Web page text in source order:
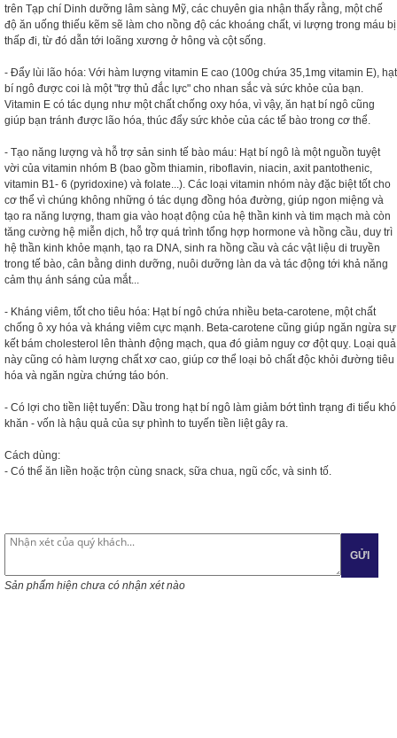
trên Tạp chí Dinh dưỡng lâm sàng Mỹ, các chuyên gia nhận thấy rằng, một chế
độ ăn uống thiếu kẽm sẽ làm cho nồng độ các khoáng chất, vi lượng trong máu bị
thấp đi, từ đó dẫn tới loãng xương ở hông và cột sống.
- Đẩy lùi lão hóa: Với hàm lượng vitamin E cao (100g chứa 35,1mg vitamin E), hạt
bí ngô được coi là một "trợ thủ đắc lực" cho nhan sắc và sức khỏe của bạn.
Vitamin E có tác dụng như một chất chống oxy hóa, vì vậy, ăn hạt bí ngô cũng
giúp bạn tránh được lão hóa, thúc đẩy sức khỏe của các tế bào trong cơ thể.
- Tạo năng lượng và hỗ trợ sản sinh tế bào máu: Hạt bí ngô là một nguồn tuyệt
vời của vitamin nhóm B (bao gồm thiamin, riboflavin, niacin, axit pantothenic,
vitamin B1- 6 (pyridoxine) và folate...). Các loại vitamin nhóm này đặc biệt tốt cho
cơ thể vì chúng không những ó tác dụng đồng hóa đường, giúp ngon miệng và
tạo ra năng lượng, tham gia vào hoạt động của hệ thần kinh và tim mạch mà còn
tăng cường hệ miễn dịch, hỗ trợ quá trình tổng hợp hormone và hồng cầu, duy trì
hệ thần kinh khỏe mạnh, tạo ra DNA, sinh ra hồng cầu và các vật liệu di truyền
trong tế bào, cân bằng dinh dưỡng, nuôi dưỡng làn da và tác động tới khả năng
cảm thụ ánh sáng của mắt...
- Kháng viêm, tốt cho tiêu hóa: Hạt bí ngô chứa nhiều beta-carotene, một chất
chống ô xy hóa và kháng viêm cực mạnh. Beta-carotene cũng giúp ngăn ngừa sự
kết bám cholesterol lên thành động mạch, qua đó giảm nguy cơ đột quỵ. Loại quả
này cũng có hàm lượng chất xơ cao, giúp cơ thể loại bỏ chất độc khỏi đường tiêu
hóa và ngăn ngừa chứng táo bón.
- Có lợi cho tiền liệt tuyến: Dầu trong hạt bí ngô làm giảm bớt tình trạng đi tiểu khó
khăn - vốn là hậu quả của sự phình to tuyến tiền liệt gây ra.
Cách dùng:
- Có thể ăn liền hoặc trộn cùng snack, sữa chua, ngũ cốc, và sinh tố.
GỬI
Sản phẩm hiện chưa có nhận xét nào